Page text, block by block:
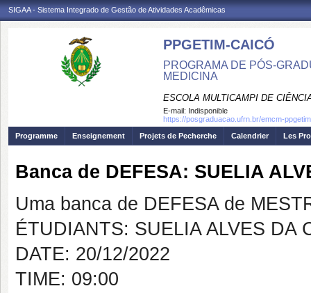
SIGAA - Sistema Integrado de Gestão de Atividades Acadêmicas
PPGETIM-CAICÓ
PROGRAMA DE PÓS-
MEDICINA
ESCOLA MULTICAMPI DE
E-mail: Indisponible
https://posgraduacao.ufrn.br/emcm-ppgetim
Programme
Enseignement Projets de Pecherche Calendrier Les
Banca de DEFESA: SUELIA
Uma banca de DEFESA de
ÉTUDIANTS: SUELIA ALVES DA
DATE: 20/12/2022
TIME: 09:00